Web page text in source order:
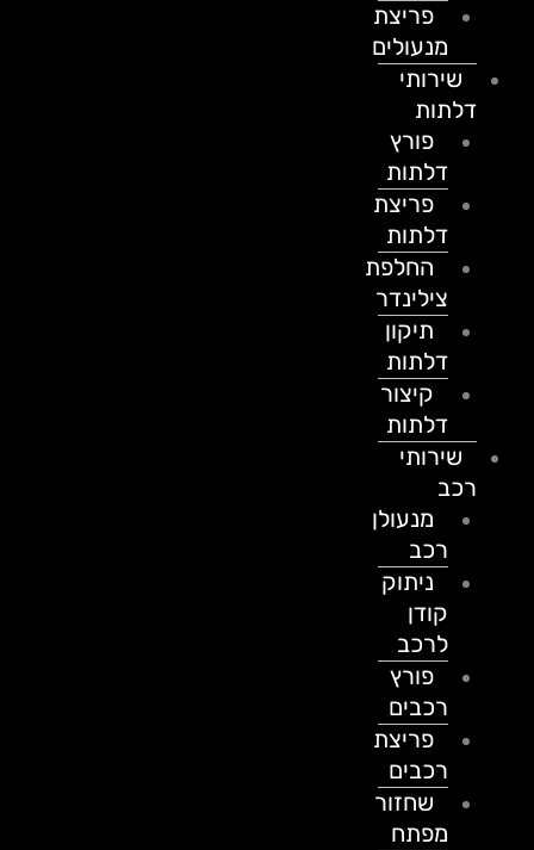
פריצת
מנעולים
שירותי
דלתות
פורץ
דלתות
פריצת
דלתות
החלפת
צילינדר
תיקון
דלתות
קיצור
דלתות
שירותי
מנעולן
ניתוק
לרכב
פורץ
רכבים
פריצת
רכבים
שחזור
מפתח